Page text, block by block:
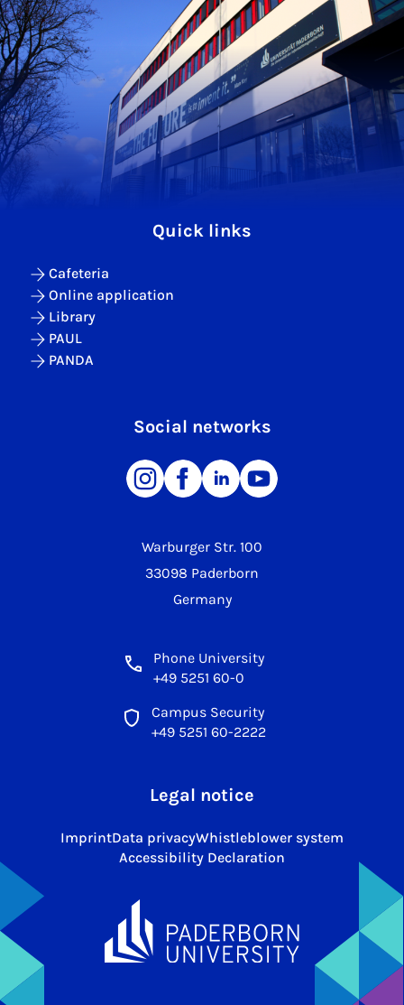
Warburger Str. 100
33098 Paderborn
Germany
Phone University
+49 5251 60-0
Campus Security
+49 5251 60-2222
Quick links
Cafeteria
Online application
Library
PAUL
PANDA
Social networks
Legal notice
ImprintData privacyWhistleblower system
Accessibility Declaration